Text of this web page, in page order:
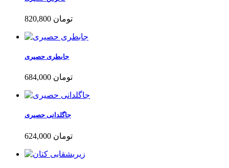
820,800 تومان
جابطری حصیری
684,000 تومان
جاگلدانی حصیری
624,000 تومان